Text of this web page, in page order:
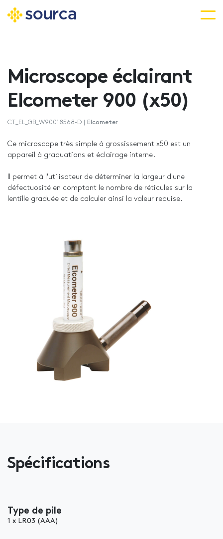
principal
Microscope éclairant
Elcometer 900 (x50)
CT_EL_GB_W90018568-D | Elcometer
Ce microscope très simple à grossissement x50 est un
appareil à graduations et éclairage interne.
Il permet à l'utilisateur de déterminer la largeur d'une
défectuosité en comptant le nombre de réticules sur la
lentille graduée et de calculer ainsi la valeur requise.
Spécifications
Type de pile
1 x LR03 (AAA)